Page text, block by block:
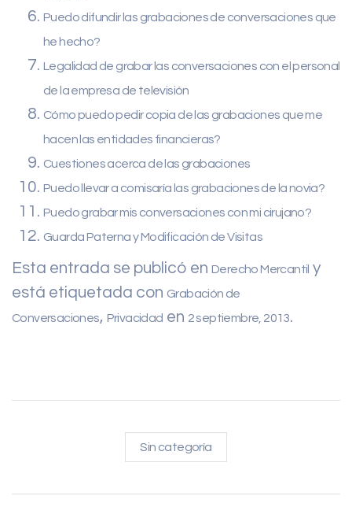
Puedo difundir las grabaciones de conversaciones que
he hecho?
Legalidad de grabar las conversaciones con el personal
de la empresa de televisión
Cómo puedo pedir copia de las grabaciones que me
hacen las entidades financieras?
Cuestiones acerca de las grabaciones
Puedo llevar a comisaría las grabaciones de la novia?
Puedo grabar mis conversaciones con mi cirujano?
Guarda Paterna y Modificación de Visitas
Esta entrada se publicó en Derecho Mercantil y
está etiquetada con Grabación de
Conversaciones, Privacidad en 2 septiembre, 2013.
Sin categoría